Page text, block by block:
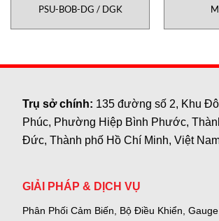
PSU-BOB-DG / DGK
Trụ sở chính: 135 đường số 2, Khu
Phúc, Phường Hiệp Bình Phước,
Đức, Thành phố Hồ Chí Minh, Việt
GIẢI PHÁP & DỊCH VỤ
Phân Phối Cảm Biến, Bộ Điều Khiển, Gauge,